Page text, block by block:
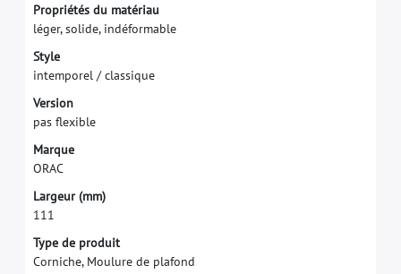
Propriétés du matériau
léger, solide, indéformable
Style
intemporel / classique
Version
pas fexible
Marque
ORAC
Largeur (mm)
111
Type de produit
Corniche, Moulure de plafond